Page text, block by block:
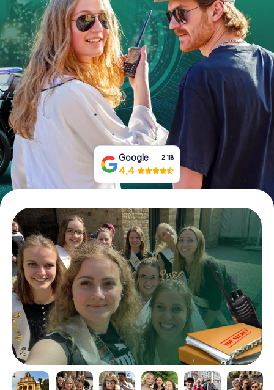
ES
FR UK
IE
IT
NL
Tickets buchen
Gutscheine bestellen
Google 2.118
4,4